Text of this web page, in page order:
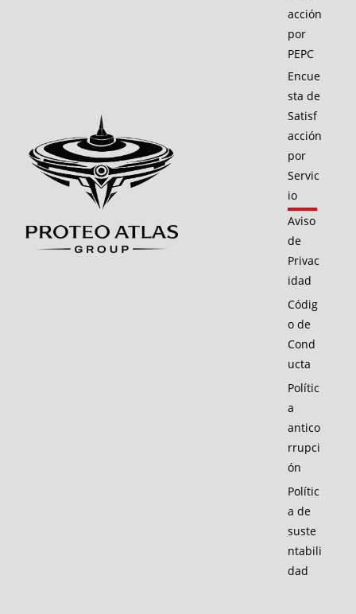
acción
por
PEPC
Encue
sta de
Satisf
acción
por
Servic
io
Aviso
de
Privac
idad
Códig
o de
Cond
ucta
Polític
a
antico
rrupci
ón
Polític
a de
suste
ntabili
dad